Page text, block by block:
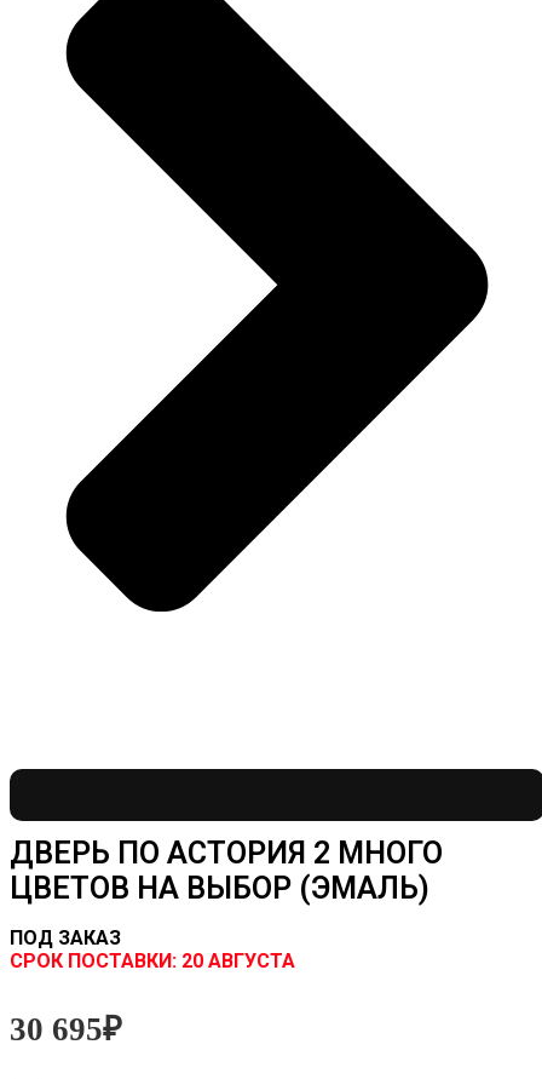
ДВЕРЬ ПО АСТОРИЯ 2 МНОГО
ЦВЕТОВ НА ВЫБОР (ЭМАЛЬ)
ПОД ЗАКАЗ
CРОК ПОСТАВКИ: 20 АВГУСТА
30 695₽